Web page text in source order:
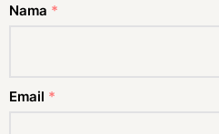
Nama *
Email *